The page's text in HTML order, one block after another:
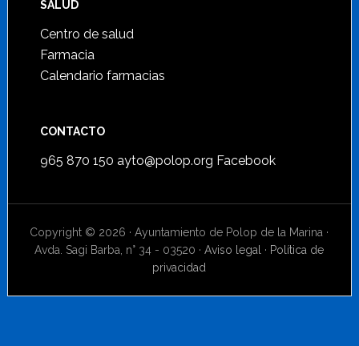
SALUD
Centro de salud
Farmacia
Calendario farmacias
CONTACTO
965 870 150 ayto@polop.org Facebook
Copyright © 2026 · Ayuntamiento de Polop de la Marina ·
Avda. Sagi Barba, n° 34 - 03520 ·Aviso legal · Política de
privacidad